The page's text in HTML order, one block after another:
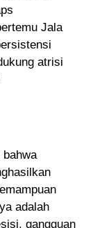
Jala
atrisi
adalah
gangguan